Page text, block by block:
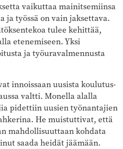
vaikuttaa mainitsemiinsa
työssä on vain jaksettava.
tulee kehittää,
etenemiseen. Yksi
ja työuravalmennusta
innoissaan uusista koulutus-
valtti. Monella alalla
pidettiin uusien työnantajien
He muistuttivat, että
mahdollisuuttaan kohdata
saada heidät jäämään.